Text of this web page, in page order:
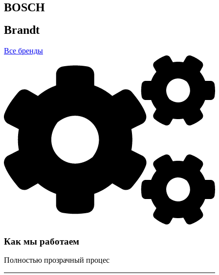
BOSCH
Brandt
Все бренды
Как мы работаем
Полностью прозрачный процес